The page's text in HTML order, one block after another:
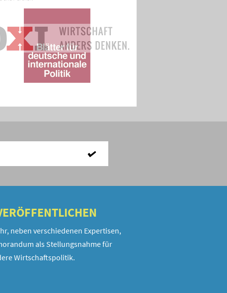
neben verschiedenen Expertisen,
als Stellungsnahme für
Wirtschaftspolitik.